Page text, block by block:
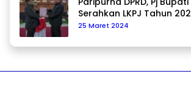
Serahkan LKPJ Tahun
25 Maret 2024